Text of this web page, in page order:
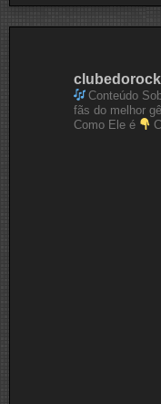
Conteúdo
fãs do melhor
Como Ele é